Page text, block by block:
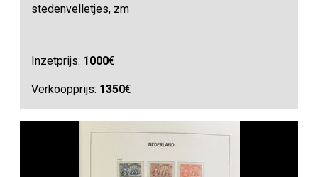
stedenvelletjes, zm
Inzetprijs: 1000€
Verkoopprijs: 1350€